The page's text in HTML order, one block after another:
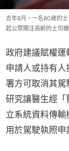
去年8月，一名80歲的
起公眾關注高齡的士司
政府建議賦權
申請人或持有人
署方可取消其
研究讓醫生經
立系統資料傳
用於駕駛執照申